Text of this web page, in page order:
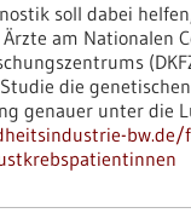
soll dabei
am Nationalen
Studie die
genauer unter die